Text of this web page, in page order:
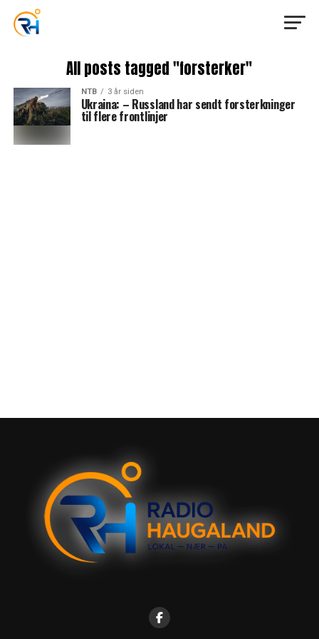
All posts tagged "forsterker"
NTB 3 år siden
Ukraina: – Russland har sendt forsterkninger
til flere frontlinjer